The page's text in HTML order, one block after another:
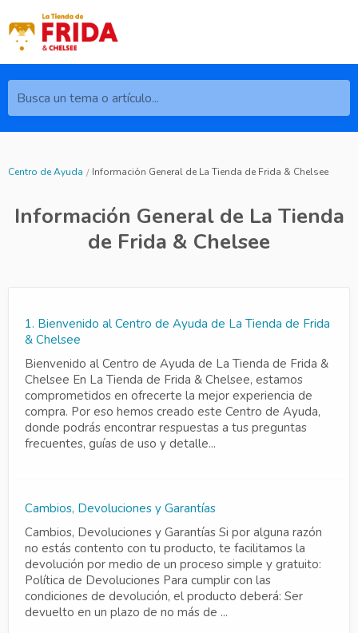
Busca un tema o artículo...
Centro de Ayuda Información General de La Tienda de Frida & Chelsee
Información General de La Tienda
de Frida & Chelsee
1. Bienvenido al Centro de Ayuda de La Tienda de Frida
& Chelsee
Bienvenido al Centro de Ayuda de La Tienda de Frida &
Chelsee En La Tienda de Frida & Chelsee, estamos
comprometidos en ofrecerte la mejor experiencia de
compra. Por eso hemos creado este Centro de Ayuda,
donde podrás encontrar respuestas a tus preguntas
frecuentes, guías de uso y detalle...
Cambios, Devoluciones y Garantías
Cambios, Devoluciones y Garantías Si por alguna razón
no estás contento con tu producto, te facilitamos la
devolución por medio de un proceso simple y gratuito:
Política de Devoluciones Para cumplir con las
condiciones de devolución, el producto deberá: Ser
devuelto en un plazo de no más de ...